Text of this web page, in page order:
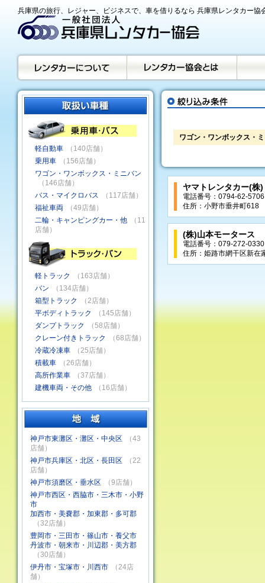
兵庫県の旅行、レジャー、ビジネスで、車を借りるなら 兵庫県レンタカー協
ワゴン・ワンボックス・
軽自動車
（140店舗）
乗用車
（156店舗）
ワゴン・ワンボックス・ミニバン
（146店舗）
バス・マイクロバス
（117店舗）
福祉車両
（49店舗）
二輪・キャンピングカー・他
（11
店舗）
軽トラック
（163店舗）
バン
（134店舗）
箱型トラック
（2店舗）
平ボディトラック
（145店舗）
ダンプトラック
（58店舗）
クレーン付きトラック
（68店舗）
冷蔵冷凍車
（25店舗）
積載車
（26店舗）
高所作業車
（37店舗）
建機車両・その他
（16店舗）
神戸市東灘区・灘区・中央区
（43
店舗）
神戸市兵庫区・北区・長田区
（22
店舗）
神戸市須磨区・垂水区
（9店舗）
神戸市西区・西脇市・三木市・小野
市
加西市・美嚢郡・加東郡・多可郡
（32店舗）
豊岡市・三田市・篠山市・養父市
丹波市・朝来市・川辺郡・美方郡
（30店舗）
伊丹市・宝塚市・川西市
（24店
舗）
ヤマトレンタカー(
電話番号：0794-62-5706
住所：小野市垂井町618
(株)山本モータース
電話番号：079-272-0330
住所：姫路市網干区新在